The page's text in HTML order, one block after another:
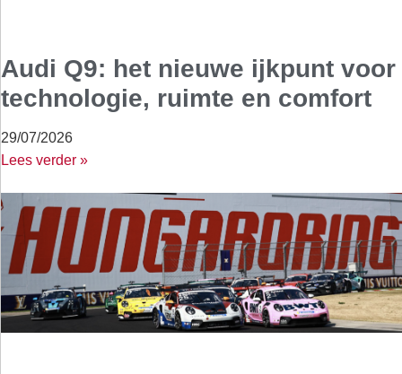
Audi Q9: het nieuwe ijkpunt voor
technologie, ruimte en comfort
29/07/2026
Lees verder »